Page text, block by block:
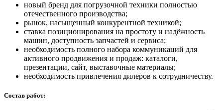
новый бренд для погрузочной техники полностью
отечественного производства;
рынок, насыщенный конкурентной техникой;
ставка позиционирования на простоту и надёжность
машин, доступность запчастей и сервиса;
необходимость полного набора коммуникаций для
активного продвижения и продаж: каталоги,
презентации, сайт, выставочные материалы;
необходимость привлечения дилеров к сотрудничеству.
Состав работ: